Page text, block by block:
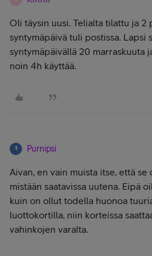
Oli täysin uusi. Telialta tilattu ja 2
syntymäpäivä tuli postissa. Lapsi
syntymäpäivällä 20 marraskuuta
noin 4h käyttää.
Purnipsi
Aivan, en vain muista itse, että se
mistään saatavissa uutena. Eipä
kuin on ollut todella huonoa
luottokortilla, niin korteissa
vahinkojen varalta.